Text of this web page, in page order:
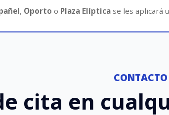
, Oporto o Plaza Elíptica se les aplicará
CONTACTO
cita en